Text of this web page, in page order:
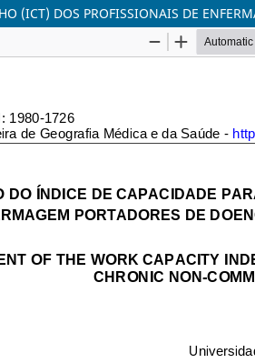
(ICT) DOS PROFISSIONAIS DE